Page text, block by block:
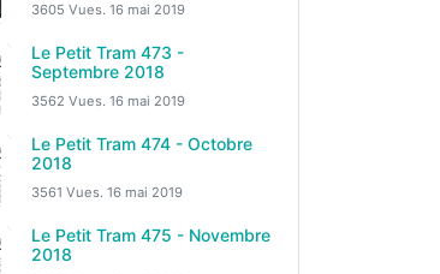
3605 Vues. 16 mai 2019
Le Petit Tram 473 -
Septembre 2018
3562 Vues. 16 mai 2019
Le Petit Tram 474 - Octobre
2018
3561 Vues. 16 mai 2019
Le Petit Tram 475 - Novembre
2018